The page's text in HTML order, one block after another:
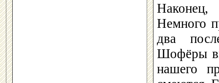
Наконец,
Немного
два
Шофёры
нашего